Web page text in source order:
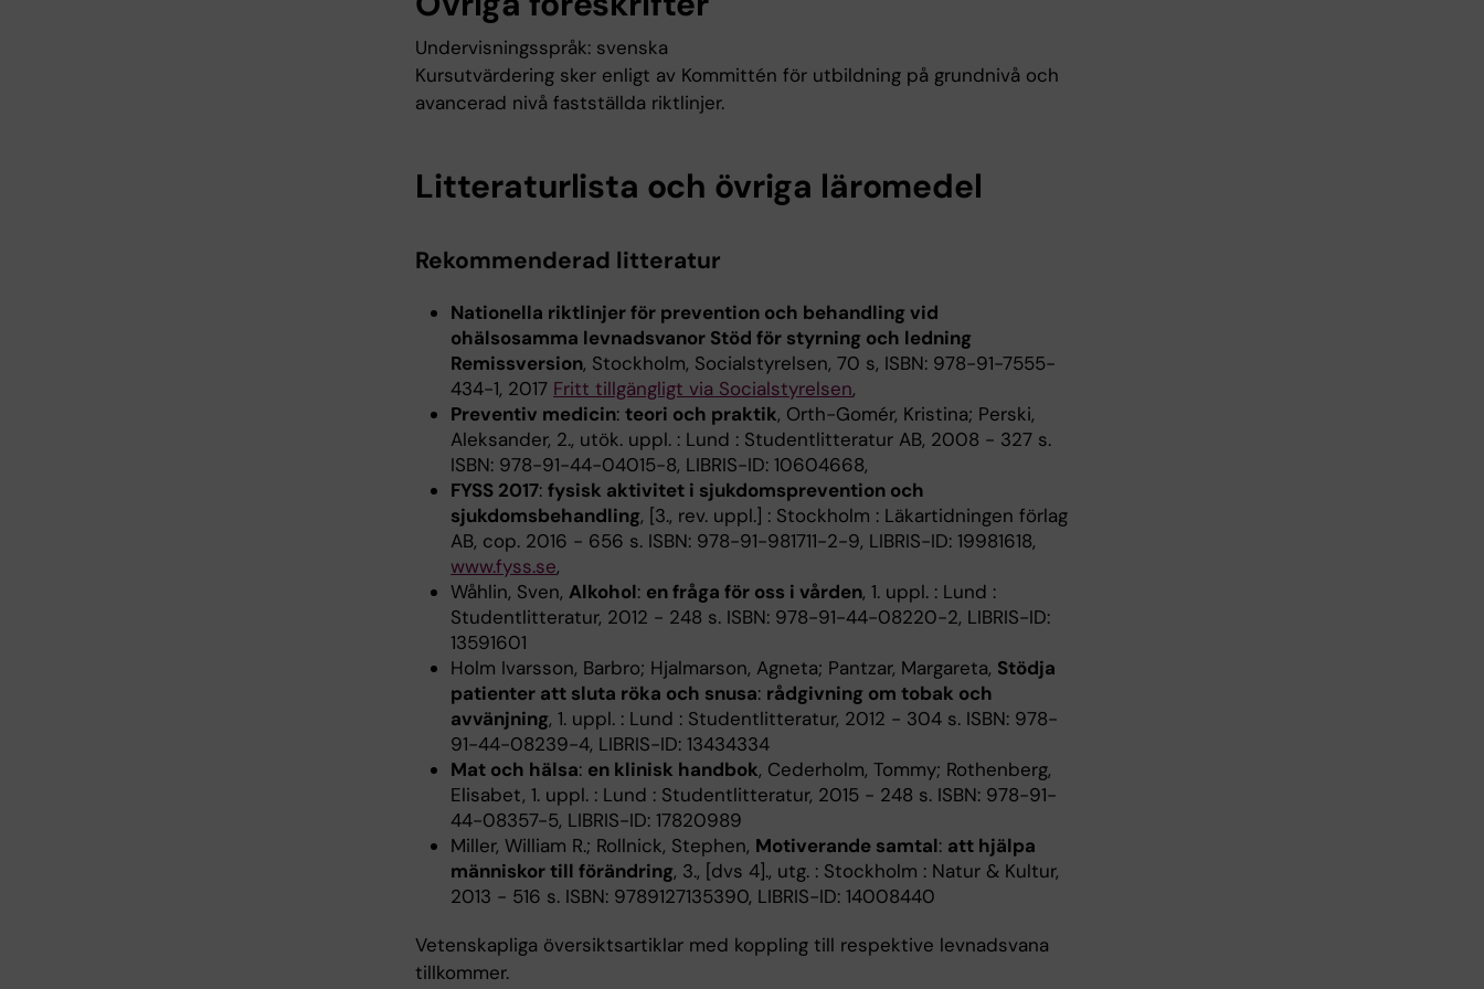
Undervisningsspråk: svenska
Kursutvärdering sker enligt av Kommittén för utbildning på grundnivå och
avancerad nivå fastställda riktlinjer.
Litteraturlista och övriga läromedel
Rekommenderad litteratur
Nationella riktlinjer för prevention och behandling vid
ohälsosamma levnadsvanor Stöd för styrning och ledning
Remissversion, Stockholm, Socialstyrelsen, 70 s, ISBN: 978-91-7555-
434-1, 2017 Fritt tillgängligt via Socialstyrelsen,
Preventiv medicin: teori och praktik, Orth-Gomér, Kristina; Perski,
Aleksander, 2., utök. uppl. : Lund : Studentlitteratur AB, 2008 - 327 s.
ISBN: 978-91-44-04015-8, LIBRIS-ID: 10604668,
FYSS 2017: fysisk aktivitet i sjukdomsprevention och
sjukdomsbehandling, [3., rev. uppl.] : Stockholm : Läkartidningen förlag
AB, cop. 2016 - 656 s. ISBN: 978-91-981711-2-9, LIBRIS-ID: 19981618,
www.fyss.se,
Wåhlin, Sven, Alkohol: en fråga för oss i vården, 1. uppl. : Lund :
Studentlitteratur, 2012 - 248 s. ISBN: 978-91-44-08220-2, LIBRIS-ID:
13591601
Holm Ivarsson, Barbro; Hjalmarson, Agneta; Pantzar, Margareta, Stödja
patienter att sluta röka och snusa: rådgivning om tobak och
avvänjning, 1. uppl. : Lund : Studentlitteratur, 2012 - 304 s. ISBN: 978-
91-44-08239-4, LIBRIS-ID: 13434334
Mat och hälsa: en klinisk handbok, Cederholm, Tommy; Rothenberg,
Elisabet, 1. uppl. : Lund : Studentlitteratur, 2015 - 248 s. ISBN: 978-91-
44-08357-5, LIBRIS-ID: 17820989
Miller, William R.; Rollnick, Stephen, Motiverande samtal: att hjälpa
människor till förändring, 3., [dvs 4]., utg. : Stockholm : Natur & Kultur,
2013 - 516 s. ISBN: 9789127135390, LIBRIS-ID: 14008440
Vetenskapliga översiktsartiklar med koppling till respektive levnadsvana
tillkommer.